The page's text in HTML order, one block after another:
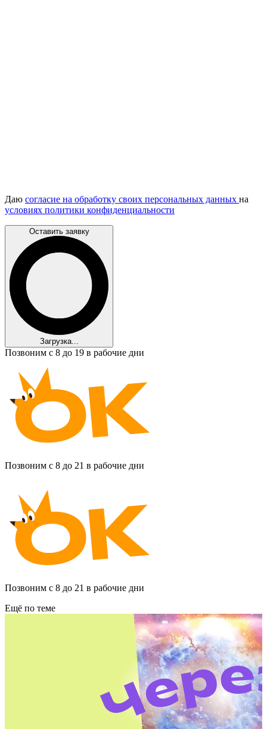
Даю согласие на обработку своих персональных данных на
условиях политики конфиденциальности
Оставить заявку
Загрузка...
Позвоним с 8 до 19 в рабочие дни
Позвоним с 8 до 21 в рабочие дни
Позвоним с 8 до 21 в рабочие дни
Ещё по теме